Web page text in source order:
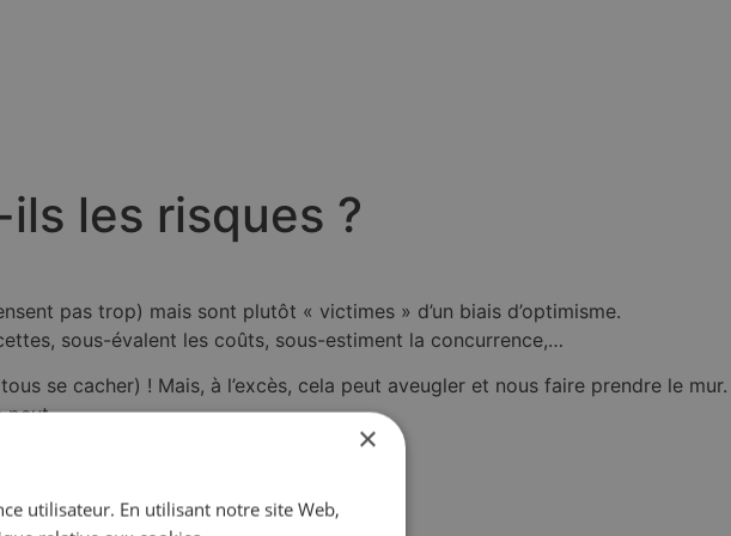
les risques ?
pas trop) mais sont plutôt « victimes » d’un biais d’optimisme.
sous-évalent les coûts, sous-estiment la concurrence,…
se cacher) ! Mais, à l’excès, cela peut aveugler et nous faire prendre le mur.
peut.
×
utilisateur. En utilisant notre site Web,